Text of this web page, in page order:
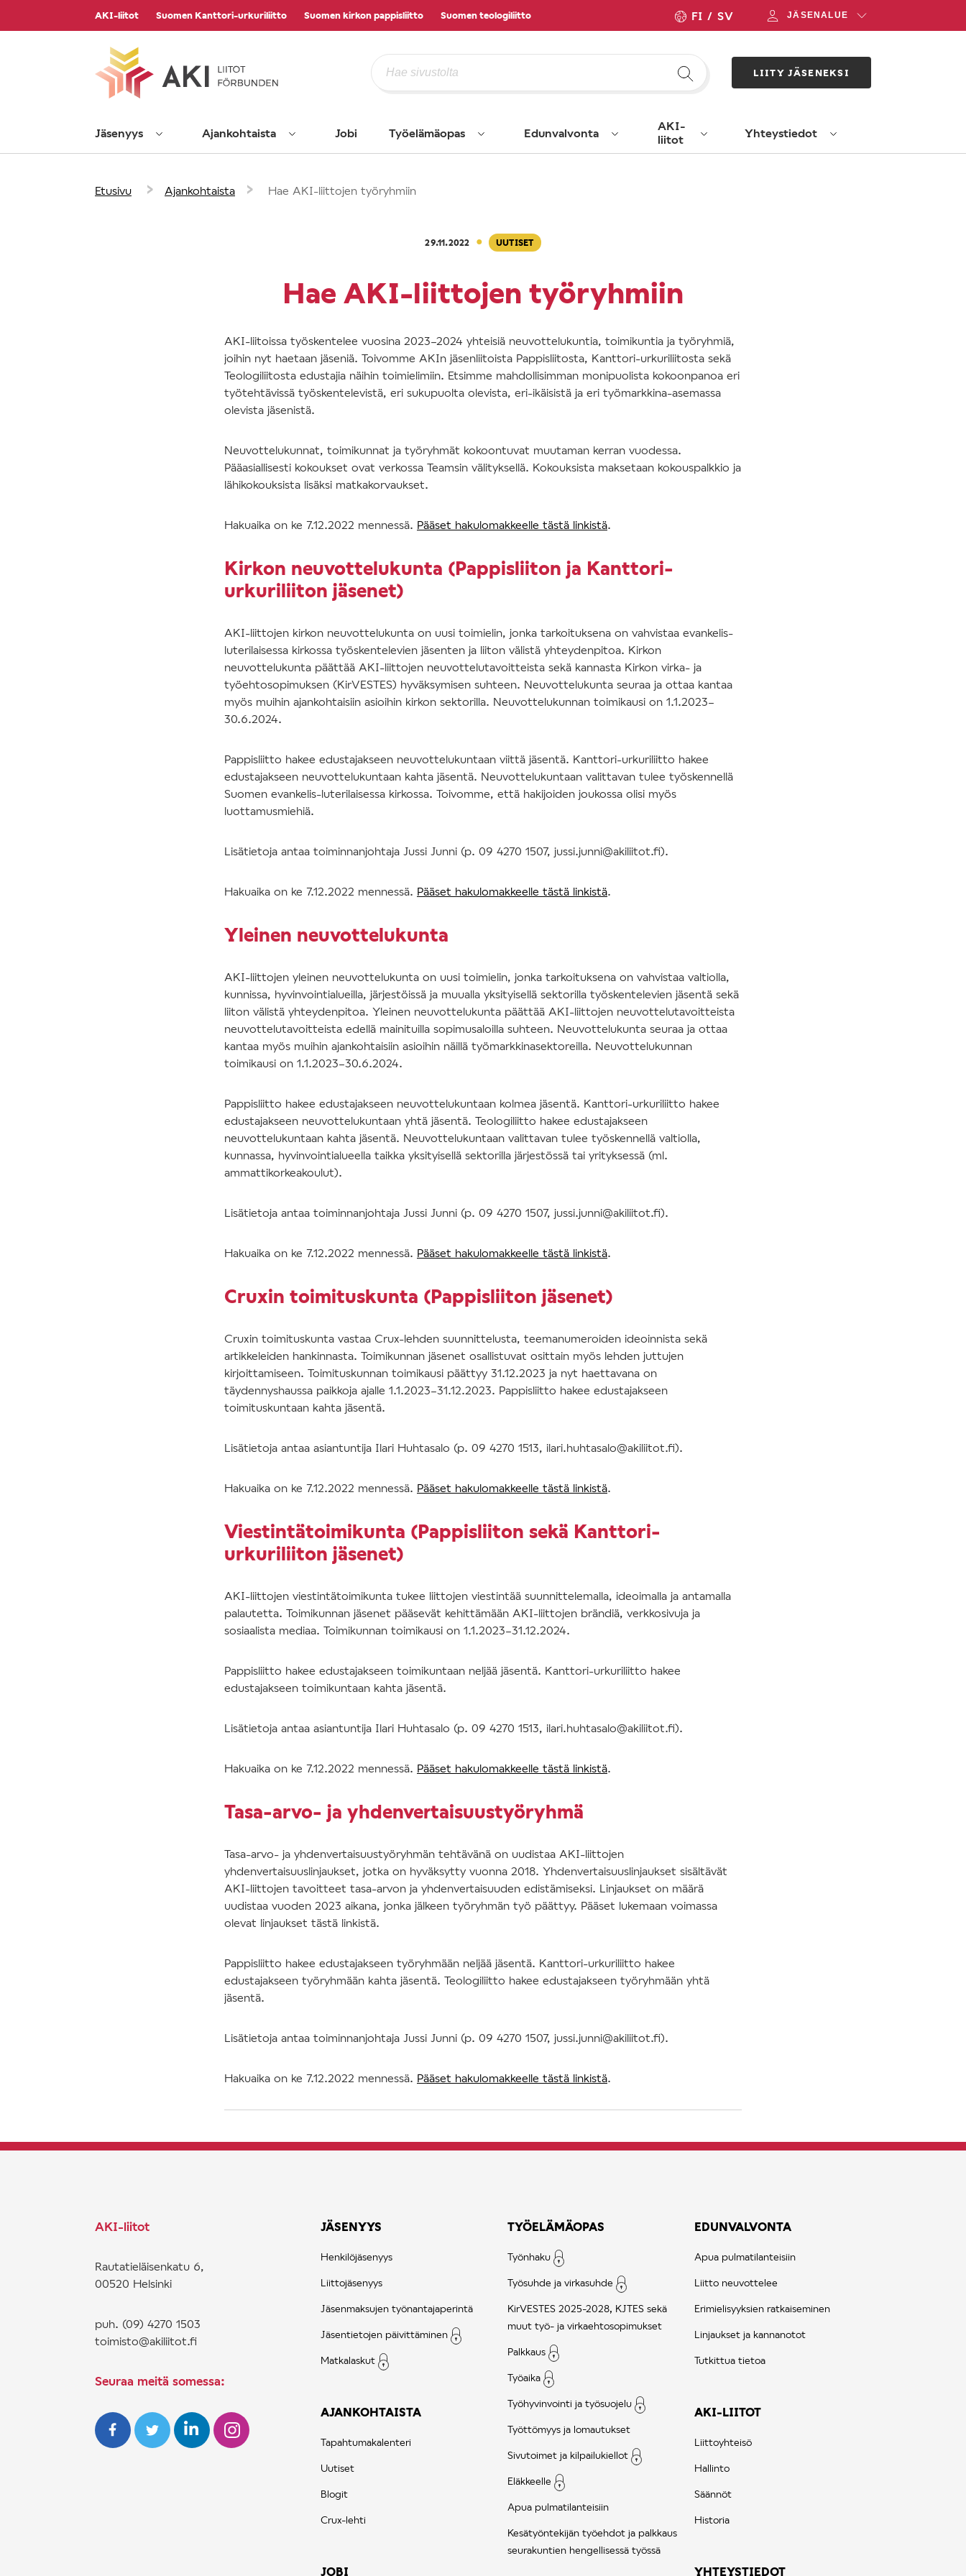
AKI-liitot Suomen Kanttori-urkuriliitto Suomen kirkon pappisliitto Suomen teologiliitto FI SV JÄSENALUE
LIITY JÄSENEKSI
Jäsenyys Ajankohtaista Jobi Työelämäopas Edunvalvonta
AKI-
liitot
Yhteystiedot
Etusivu › Ajankohtaista › Hae AKI-liittojen työryhmiin
29.11.2022 · UUTISET
Hae AKI-liittojen työryhmiin
AKI-liitoissa työskentelee vuosina 2023–2024 yhteisiä neuvottelukuntia, toimikuntia ja työryhmiä,
joihin nyt haetaan jäseniä. Toivomme AKIn jäsenliitoista Pappisliitosta, Kanttori-urkuriliitosta sekä
Teologiliitosta edustajia näihin toimielimiin. Etsimme mahdollisimman monipuolista kokoonpanoa eri
työtehtävissä työskentelevistä, eri sukupuolta olevista, eri-ikäisistä ja eri työmarkkina-asemassa
olevista jäsenistä.
Neuvottelukunnat, toimikunnat ja työryhmät kokoontuvat muutaman kerran vuodessa.
Pääasiallisesti kokoukset ovat verkossa Teamsin välityksellä. Kokouksista maksetaan kokouspalkkio ja
lähikokouksista lisäksi matkakorvaukset.
Hakuaika on ke 7.12.2022 mennessä. Pääset hakulomakkeelle tästä linkistä.
Kirkon neuvottelukunta (Pappisliiton ja Kanttori-
urkuriliiton jäsenet)
AKI-liittojen kirkon neuvottelukunta on uusi toimielin, jonka tarkoituksena on vahvistaa evankelis-
luterilaisessa kirkossa työskentelevien jäsenten ja liiton välistä yhteydenpitoa. Kirkon
neuvottelukunta päättää AKI-liittojen neuvottelutavoitteista sekä kannasta Kirkon virka- ja
työehtosopimuksen (KirVESTES) hyväksymisen suhteen. Neuvottelukunta seuraa ja ottaa kantaa
myös muihin ajankohtaisiin asioihin kirkon sektorilla. Neuvottelukunnan toimikausi on 1.1.2023–
30.6.2024.
Pappisliitto hakee edustajakseen neuvottelukuntaan viittä jäsentä. Kanttori-urkuriliitto hakee
edustajakseen neuvottelukuntaan kahta jäsentä. Neuvottelukuntaan valittavan tulee työskennellä
Suomen evankelis-luterilaisessa kirkossa. Toivomme, että hakijoiden joukossa olisi myös
luottamusmiehiä.
Lisätietoja antaa toiminnanjohtaja Jussi Junni (p. 09 4270 1507, jussi.junni@akiliitot.fi).
Hakuaika on ke 7.12.2022 mennessä. Pääset hakulomakkeelle tästä linkistä.
Yleinen neuvottelukunta
AKI-liittojen yleinen neuvottelukunta on uusi toimielin, jonka tarkoituksena on vahvistaa valtiolla,
kunnissa, hyvinvointialueilla, järjestöissä ja muualla yksityisellä sektorilla työskentelevien jäsentä sekä
liiton välistä yhteydenpitoa. Yleinen neuvottelukunta päättää AKI-liittojen neuvottelutavoitteista
neuvottelutavoitteista edellä mainituilla sopimusaloilla suhteen. Neuvottelukunta seuraa ja ottaa
kantaa myös muihin ajankohtaisiin asioihin näillä työmarkkinasektoreilla. Neuvottelukunnan
toimikausi on 1.1.2023–30.6.2024.
Pappisliitto hakee edustajakseen neuvottelukuntaan kolmea jäsentä. Kanttori-urkuriliitto hakee
edustajakseen neuvottelukuntaan yhtä jäsentä. Teologiliitto hakee edustajakseen
neuvottelukuntaan kahta jäsentä. Neuvottelukuntaan valittavan tulee työskennellä valtiolla,
kunnassa, hyvinvointialueella taikka yksityisellä sektorilla järjestössä tai yrityksessä (ml.
ammattikorkeakoulut).
Lisätietoja antaa toiminnanjohtaja Jussi Junni (p. 09 4270 1507, jussi.junni@akiliitot.fi).
Hakuaika on ke 7.12.2022 mennessä. Pääset hakulomakkeelle tästä linkistä.
Cruxin toimituskunta (Pappisliiton jäsenet)
Cruxin toimituskunta vastaa Crux-lehden suunnittelusta, teemanumeroiden ideoinnista sekä
artikkeleiden hankinnasta. Toimikunnan jäsenet osallistuvat osittain myös lehden juttujen
kirjoittamiseen. Toimituskunnan toimikausi päättyy 31.12.2023 ja nyt haettavana on
täydennyshaussa paikkoja ajalle 1.1.2023–31.12.2023. Pappisliitto hakee edustajakseen
toimituskuntaan kahta jäsentä.
Lisätietoja antaa asiantuntija Ilari Huhtasalo (p. 09 4270 1513, ilari.huhtasalo@akiliitot.fi).
Hakuaika on ke 7.12.2022 mennessä. Pääset hakulomakkeelle tästä linkistä.
Viestintätoimikunta (Pappisliiton sekä Kanttori-
urkuriliiton jäsenet)
AKI-liittojen viestintätoimikunta tukee liittojen viestintää suunnittelemalla, ideoimalla ja antamalla
palautetta. Toimikunnan jäsenet pääsevät kehittämään AKI-liittojen brändiä, verkkosivuja ja
sosiaalista mediaa. Toimikunnan toimikausi on 1.1.2023–31.12.2024.
Pappisliitto hakee edustajakseen toimikuntaan neljää jäsentä. Kanttori-urkuriliitto hakee
edustajakseen toimikuntaan kahta jäsentä.
Lisätietoja antaa asiantuntija Ilari Huhtasalo (p. 09 4270 1513, ilari.huhtasalo@akiliitot.fi).
Hakuaika on ke 7.12.2022 mennessä. Pääset hakulomakkeelle tästä linkistä.
Tasa-arvo- ja yhdenvertaisuustyöryhmä
Tasa-arvo- ja yhdenvertaisuustyöryhmän tehtävänä on uudistaa AKI-liittojen
yhdenvertaisuuslinjaukset, jotka on hyväksytty vuonna 2018. Yhdenvertaisuuslinjaukset sisältävät
AKI-liittojen tavoitteet tasa-arvon ja yhdenvertaisuuden edistämiseksi. Linjaukset on määrä
uudistaa vuoden 2023 aikana, jonka jälkeen työryhmän työ päättyy. Pääset lukemaan voimassa
olevat linjaukset tästä linkistä.
Pappisliitto hakee edustajakseen työryhmään neljää jäsentä. Kanttori-urkuriliitto hakee
edustajakseen työryhmään kahta jäsentä. Teologiliitto hakee edustajakseen työryhmään yhtä
jäsentä.
Lisätietoja antaa toiminnanjohtaja Jussi Junni (p. 09 4270 1507, jussi.junni@akiliitot.fi).
Hakuaika on ke 7.12.2022 mennessä. Pääset hakulomakkeelle tästä linkistä.
AKI-liitot
Rautatieläisenkatu 6,
00520 Helsinki
puh. (09) 4270 1503
toimisto@akiliitot.fi
Seuraa meitä somessa:
JÄSENYYS
Henkilöjäsenyys
Liittojäsenyys
Jäsenmaksujen työnantajaperintä
Jäsentietojen päivittäminen
Matkalaskut
AJANKOHTAISTA
Tapahtumakalenteri
Uutiset
Blogit
Crux-lehti
JOBI
TYÖELÄMÄOPAS
Työnhaku
Työsuhde ja virkasuhde
KirVESTES 2025-2028, KJTES sekä
muut työ- ja virkaehtosopimukset
Palkkaus
Työaika
Työhyvinvointi ja työsuojelu
Työttömyys ja lomautukset
Sivutoimet ja kilpailukiellot
Eläkkeelle
Apua pulmatilanteisiin
Kesätyöntekijän työehdot ja palkkaus
seurakuntien hengellisessä työssä
EDUNVALVONTA
Apua pulmatilanteisiin
Liitto neuvottelee
Erimielisyyksien ratkaiseminen
Linjaukset ja kannanotot
Tutkittua tietoa
AKI-LIITOT
Liittoyhteisö
Hallinto
Säännöt
Historia
YHTEYSTIEDOT